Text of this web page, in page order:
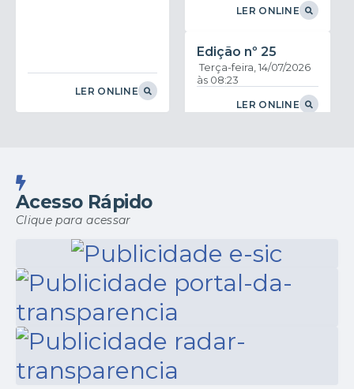
LER ONLINE
LER ONLINE
Edição nº 25
Terça-feira 14/07/2026
08:23
LER ONLINE
Quinta-feira
LER ONLINE
Acesso Rápido
Clique para acessar